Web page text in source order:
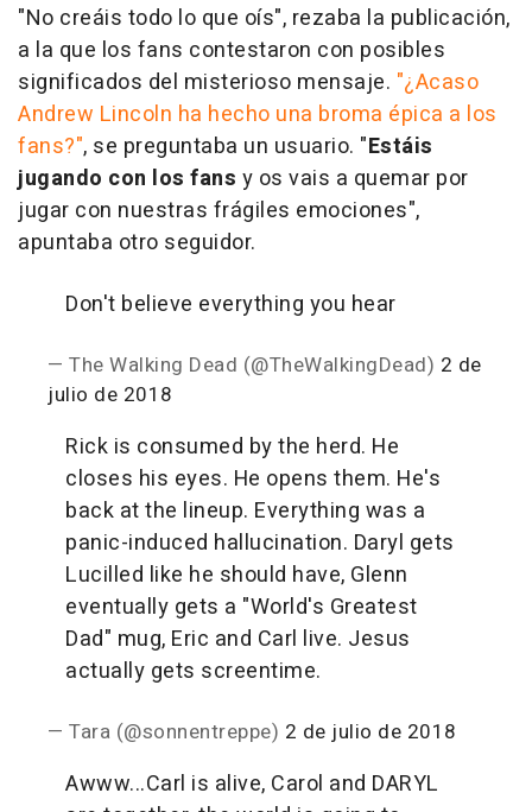
"No creáis todo lo que oís", rezaba la publicación,
a la que los fans contestaron con posibles
significados del misterioso mensaje. "¿Acaso
Andrew Lincoln ha hecho una broma épica a los
fans?", se preguntaba un usuario. "Estáis
jugando con los fans y os vais a quemar por
jugar con nuestras frágiles emociones",
apuntaba otro seguidor.
Don't believe everything you hear
— The Walking Dead (@TheWalkingDead) 2 de
julio de 2018
Rick is consumed by the herd. He
closes his eyes. He opens them. He's
back at the lineup. Everything was a
panic-induced hallucination. Daryl gets
Lucilled like he should have, Glenn
eventually gets a "World's Greatest
Dad" mug, Eric and Carl live. Jesus
actually gets screentime.
— Tara (@sonnentreppe) 2 de julio de 2018
Awww...Carl is alive, Carol and DARYL